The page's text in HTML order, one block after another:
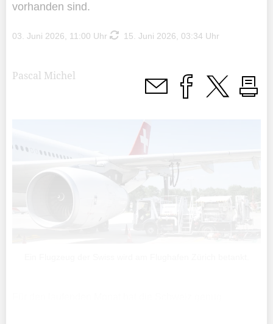
vorhanden sind.
03. Juni 2026, 11:00 Uhr 15. Juni 2026, 03:34 Uhr
Pascal Michel